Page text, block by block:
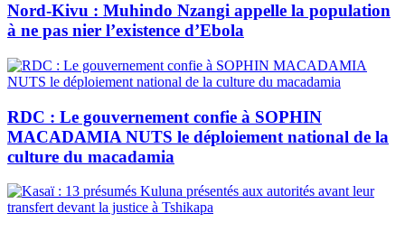
Nord-Kivu : Muhindo Nzangi appelle la population
à ne pas nier l’existence d’Ebola
RDC : Le gouvernement confie à SOPHIN
MACADAMIA NUTS le déploiement national de la
culture du macadamia